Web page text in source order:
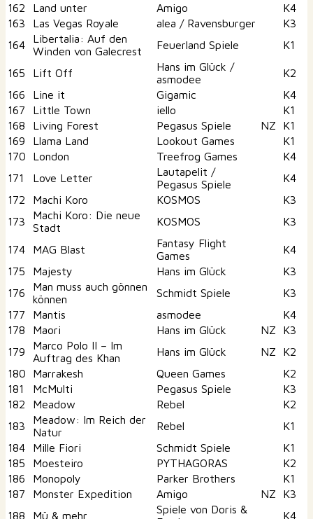
162
Land unter Amigo
K4
163
Las Vegas Royale alea / Ravensburger
K3
164
Libertalia: Auf den
Winden von Galecrest
Feuerland Spiele K1
165 Lift Off
Hans im Glück /
asmodee
K2
166
Line it Gigamic
K4
167
Little Town iello
K1
168
Living Forest Pegasus Spiele NZ
K1
169
Llama Land Lookout Games
K1
170
London Treefrog Games
K4
171
Love Letter
Lautapelit /
Pegasus Spiele
K4
172
Machi Koro KOSMOS
K3
173
Machi Koro: Die neue
Stadt
KOSMOS K3
174 MAG Blast
Fantasy Flight
Games
K4
175
Majesty Hans im Glück
K3
176
Man muss auch gönnen
können
Schmidt Spiele
K3
177
Mantis asmodee
K4
178
Maori Hans im Glück NZ
K3
179
Marco Polo II – Im
Auftrag des Khan
Hans im Glück NZ
K2
180
Marrakesh Queen Games
K2
181
McMulti Pegasus Spiele
K3
182
Meadow Rebel
K2
183
Meadow: Im Reich der
Natur
Rebel
K1
184
Mille Fiori Schmidt Spiele
K1
185
Moesteiro PYTHAGORAS
K2
186
Monopoly Parker Brothers
K1
187
Monster Expedition Amigo NZ
K3
188
Mü & mehr
Spiele von Doris &
K4